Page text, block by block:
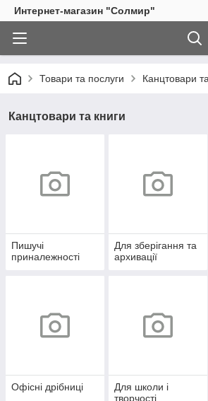
Интернет-магазин "Солмир"
Товари та послуги Канцтовари
Канцтовари та книги
Пишучі
приналежності
Для зберігання та
архивації
Офісні дрібниці
Для школи і
творчості